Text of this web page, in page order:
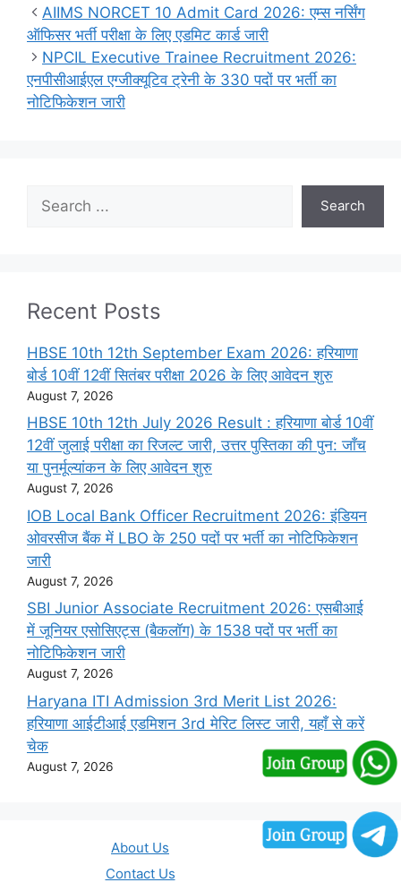
AIIMS NORCET 10 Admit Card 2026: एम्स नर्सिंग
ऑफिसर भर्ती परीक्षा के लिए एडमिट कार्ड जारी
NPCIL Executive Trainee Recruitment 2026:
एनपीसीआईएल एग्जीक्यूटिव ट्रेनी के 330 पदों पर भर्ती का
नोटिफिकेशन जारी
Search
Recent Posts
HBSE 10th 12th September Exam 2026: हरियाणा
बोर्ड 10वीं 12वीं सितंबर परीक्षा 2026 के लिए आवेदन शुरु
August 7, 2026
HBSE 10th 12th July 2026 Result : हरियाणा बोर्ड 10वीं
12वीं जुलाई परीक्षा का रिजल्ट जारी, उत्तर पुस्तिका की पुन: जाँच
या पुनर्मूल्यांकन के लिए आवेदन शुरु
August 7, 2026
IOB Local Bank Officer Recruitment 2026: इंडियन
ओवरसीज बैंक में LBO के 250 पदों पर भर्ती का नोटिफिकेशन
जारी
August 7, 2026
SBI Junior Associate Recruitment 2026: एसबीआई
में जूनियर एसोसिएट्स (बैकलॉग) के 1538 पदों पर भर्ती का
नोटिफिकेशन जारी
August 7, 2026
Haryana ITI Admission 3rd Merit List 2026:
हरियाणा आईटीआई एडमिशन 3rd मेरिट लिस्ट जारी, यहाँ से करें
चेक
August 7, 2026
About Us
Contact Us